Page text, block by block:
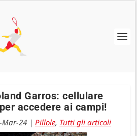
Garros: cellulare
accedere ai campi!
Mar-24 | Pillole, Tutti gli articoli